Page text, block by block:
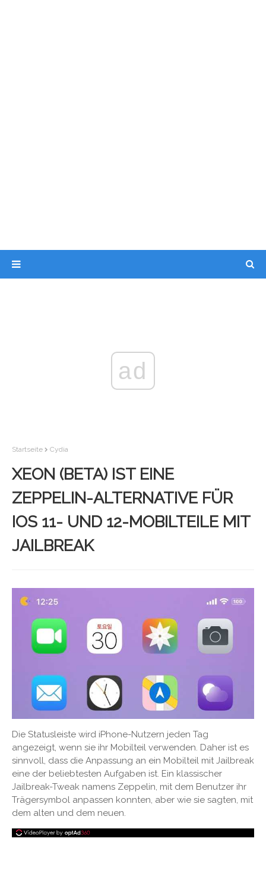
ad
Startseite Cydia
XEON (BETA) IST EINE
ZEPPELIN-ALTERNATIVE FÜR
IOS 11- UND 12-MOBILTEILE MIT
JAILBREAK
Die Statusleiste wird iPhone-Nutzern jeden Tag
angezeigt, wenn sie ihr Mobilteil verwenden. Daher ist es
sinnvoll, dass die Anpassung an ein Mobilteil mit Jailbreak
eine der beliebtesten Aufgaben ist. Ein klassischer
Jailbreak-Tweak namens Zeppelin, mit dem Benutzer ihr
Trägersymbol anpassen konnten, aber wie sie sagten, mit
dem alten und dem neuen.